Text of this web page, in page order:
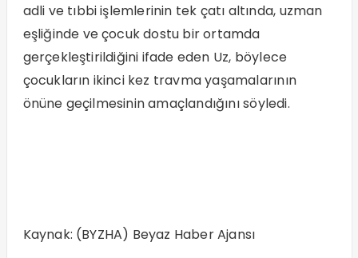
adli ve tıbbi işlemlerinin tek çatı altında, uzman
eşliğinde ve çocuk dostu bir ortamda
gerçekleştirildiğini ifade eden Uz, böylece
çocukların ikinci kez travma yaşamalarının
önüne geçilmesinin amaçlandığını söyledi.
Kaynak: (BYZHA) Beyaz Haber Ajansı